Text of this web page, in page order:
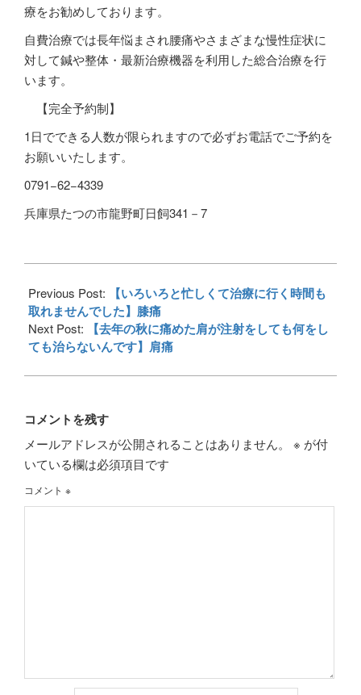
療をお勧めしております。
自費治療では長年悩まされ腰痛やさまざまな慢性症状に
対して鍼や整体・最新治療機器を利用した総合治療を行
います。
【完全予約制】
1日でできる人数が限られますので必ずお電話でご予約を
お願いいたします。
0791−62−4339
兵庫県たつの市龍野町日飼341－7
01-
17
Previous Post:
【いろいろと忙しくて治療に行く時間も
取れませんでした】膝痛
Next Post:
【去年の秋に痛めた肩が注射をしても何をし
ても治らないんです】肩痛
コメントを残す
メールアドレスが公開されることはありません。 ※ が付
いている欄は必須項目です
コメント ※